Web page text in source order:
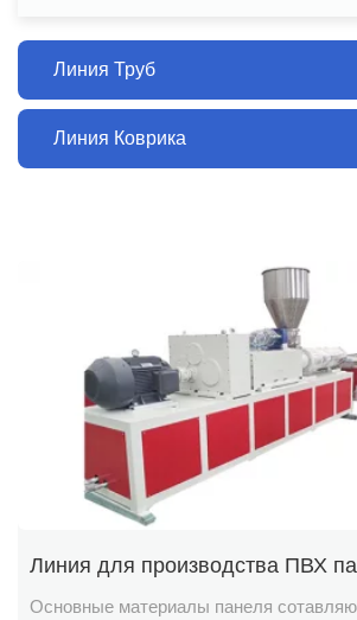
Линия Труб
Линия Коврика
Линия для производства ПВХ
Основные материалы панеля